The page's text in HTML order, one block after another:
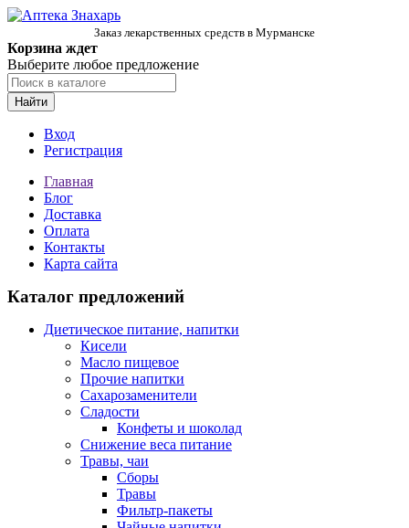
Заказ лекарственных средств в Мурманске
Корзина ждет
Выберите любое предложение
Найти
Вход
Регистрация
Главная
Блог
Доставка
Оплата
Контакты
Карта сайта
Каталог предложений
Диетическое питание, напитки
Кисели
Масло пищевое
Прочие напитки
Сахарозаменители
Сладости
Конфеты и шоколад
Снижение веса питание
Травы, чаи
Сборы
Травы
Фильтр-пакеты